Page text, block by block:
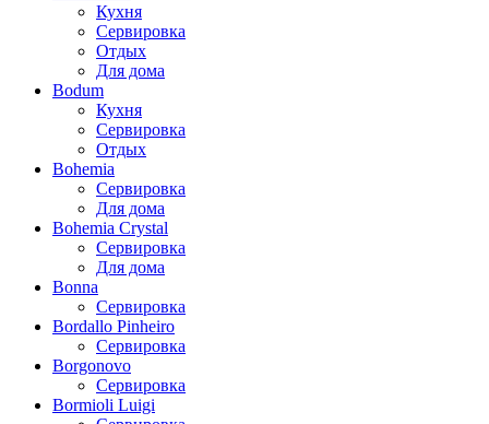
Кухня
Сервировка
Отдых
Для дома
Bodum
Кухня
Сервировка
Отдых
Bohemia
Сервировка
Для дома
Bohemia Crystal
Сервировка
Для дома
Bonna
Сервировка
Bordallo Pinheiro
Сервировка
Borgonovo
Сервировка
Bormioli Luigi